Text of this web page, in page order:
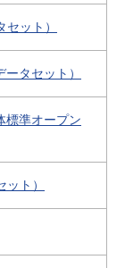
ット）
タセット）
標準オープン
ト）